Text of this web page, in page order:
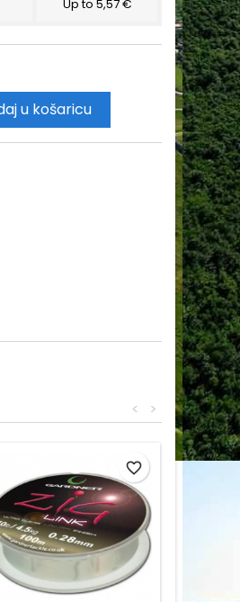
Up to 5,57 €
u košaricu
>
<
favorite_border